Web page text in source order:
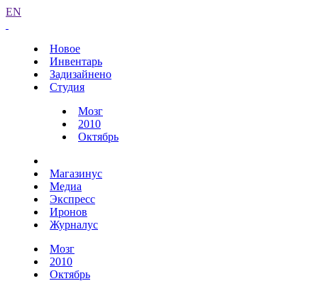
EN
Новое
Инвентарь
Задизайнено
Студия
Мозг
2010
Октябрь
Магазинус
Медиа
Экспресс
Иронов
Журналус
Мозг
2010
Октябрь